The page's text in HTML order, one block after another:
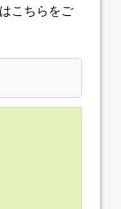
こちらをご